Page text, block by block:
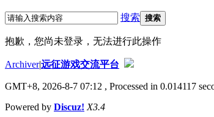
搜索 搜索
抱歉，您尚未登录，无法进行此操作
Archiver|远征游戏交流平台
GMT+8, 2026-8-7 07:12 , Processed in 0.014117
Powered by Discuz! X3.4